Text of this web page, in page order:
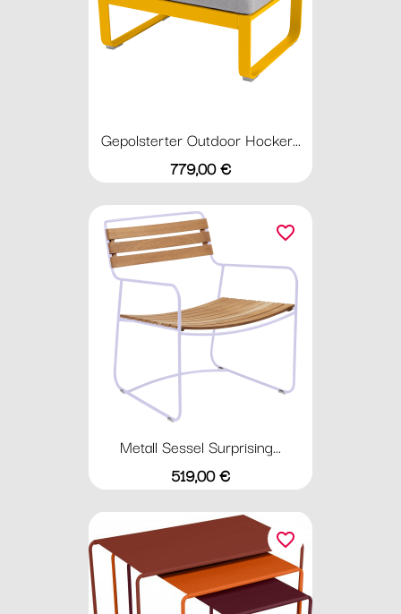
Gepolsterter Outdoor Hocker...
Preis
779,00 €
Metall Sessel Surprising...
Preis
519,00 €
favorite_border
favorite_border